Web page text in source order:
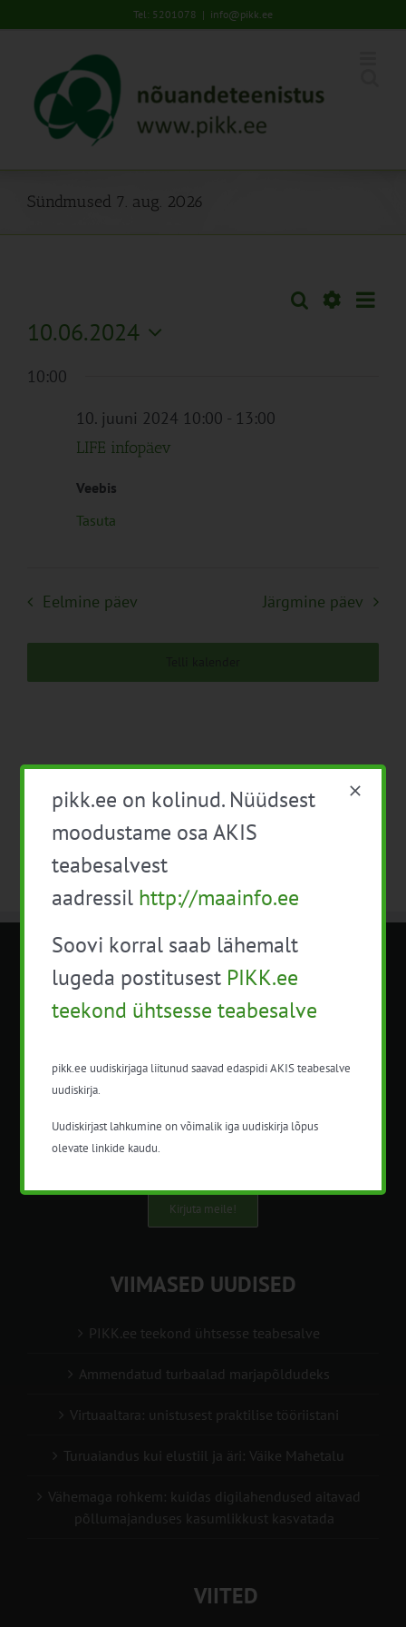
to
Tel: 5201078 | info@pikk.ee
Sündmused 7. aug. 2026
Sündmused
Otsi Päev
10.06.2024
kuupäev.
10:00
10. juuni 2024 10:00 - 13:00
LIFE infopäev
Veebis
Tasuta
Eelmine päev Järgmine päev
METK NÕUANDETEENISTUS
Nõuandeteenistuse nimetuse alt
nõustamisteenuseid.
info@pikk.ee
Kirjuta meile!
VIIMASED UUDISED
PIKK.ee teekond ühtsesse teabesalve
Ammendatud turbaalad marjapõldudeks
Virtuaaltara: unistusest praktilise tööriistani
Turuaiandus kui elustiil ja äri: Väike Mahetalu
Vähemaga rohkem: kuidas digilahendused aitavad
põllumajanduses kasumlikkust kasvatada
VIITED
pikk.ee on kolinud. Nüüdsest
moodustame osa AKIS
teabesalvest
aadressil http://maainfo.ee
Soovi korral saab lähemalt
lugeda postitusest PIKK.ee
teekond ühtsesse teabesalve
pikk.ee uudiskirjaga liitunud saavad edaspidi AKIS teabesalve
uudiskirja.
Uudiskirjast lahkumine on võimalik iga uudiskirja lõpus
olevate linkide kaudu.